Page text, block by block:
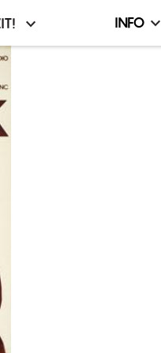
Infó,
INFO